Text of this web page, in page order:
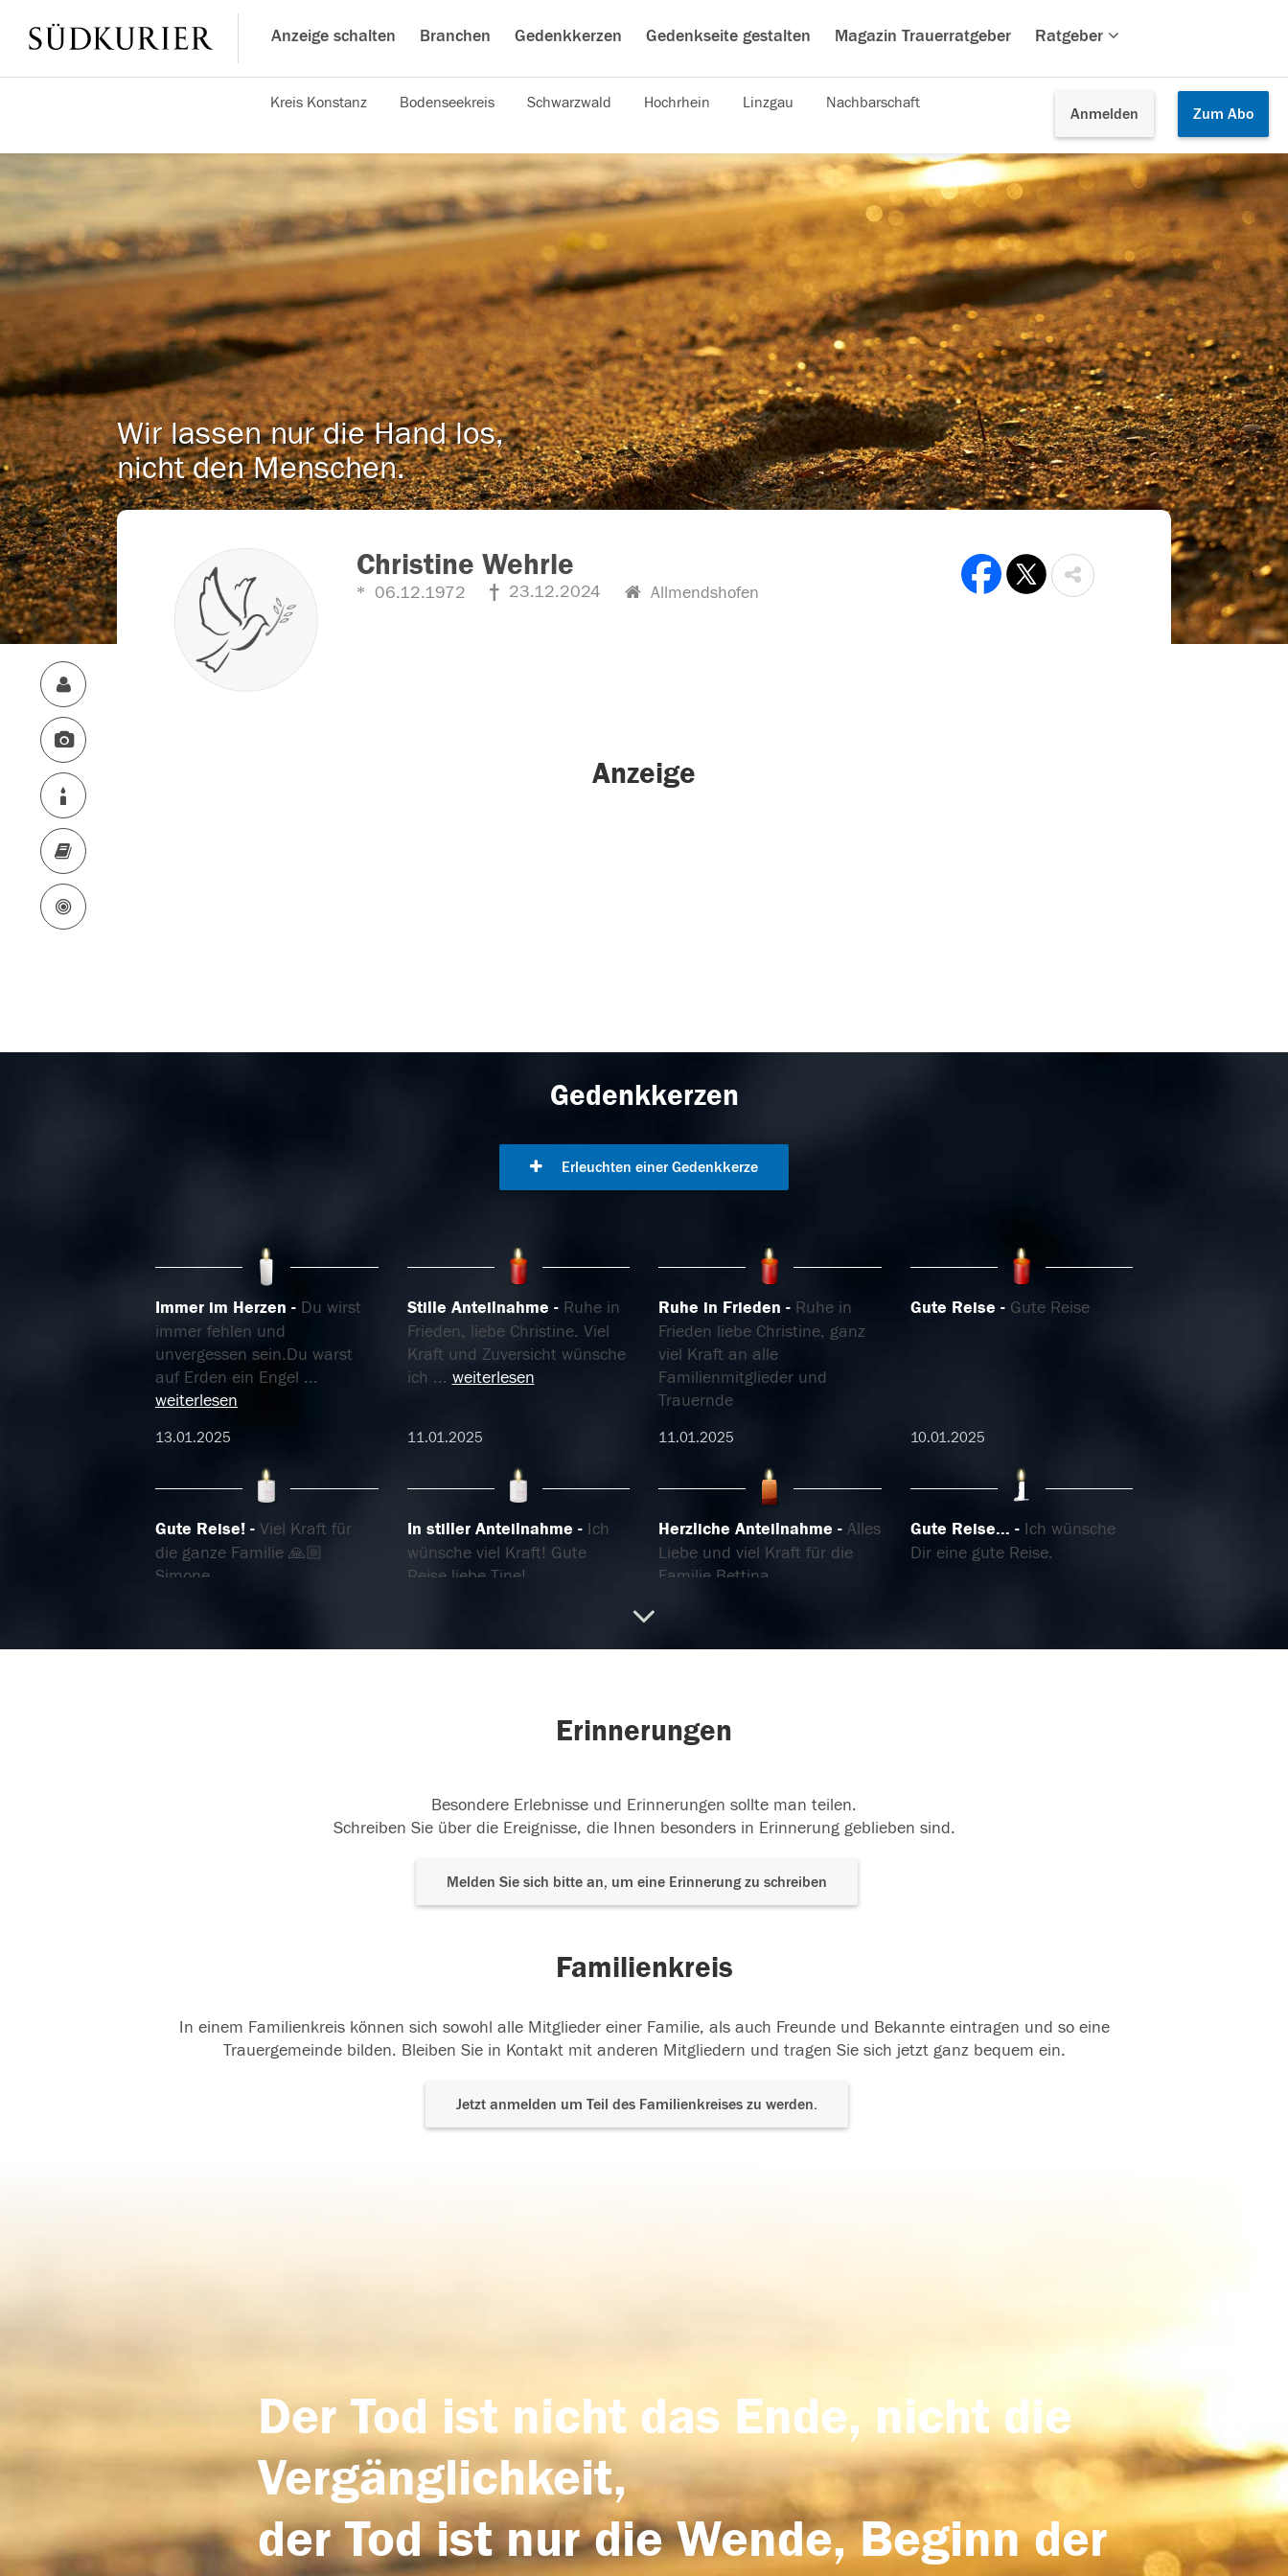
Anzeige schalten Branchen Gedenkkerzen Gedenkseite gestalten Magazin Trauerratgeber Ratgeber
Anmelden Zum Abo
Kreis Konstanz Bodenseekreis Schwarzwald Hochrhein Linzgau Nachbarschaft
Wir lassen nur die Hand los,
nicht den Menschen.
Christine Wehrle
06.12.1972 23.12.2024 Allmendshofen
Anzeige
Gedenkkerzen
Erleuchten einer Gedenkkerze
Immer im Herzen
Du wirst
immer fehlen und
unvergessen sein.Du warst
auf Erden ein Engel ...
weiterlesen
13.01.2025
Stille Anteilnahme
Ruhe in
Frieden, liebe Christine. Viel
Kraft und Zuversicht wünsche
ich ... weiterlesen
11.01.2025
Ruhe in Frieden
Ruhe in
Frieden liebe Christine, ganz
viel Kraft an alle
Familienmitglieder und
Trauernde
11.01.2025
Gute Reise Gute Reise
10.01.2025
Gute Reise!
Viel Kraft für
die ganze Familie 🙏🏼
Simone
In stiller Anteilnahme
Ich
wünsche viel Kraft! Gute
Reise,liebe Tine!
Herzliche Anteilnahme
Alles
Liebe und viel Kraft für die
Familie Bettina
Gute Reise...
Ich wünsche
Dir eine gute Reise.
Erinnerungen
Besondere Erlebnisse und Erinnerungen sollte man teilen.
Schreiben Sie über die Ereignisse, die Ihnen besonders in Erinnerung geblieben sind.
Melden Sie sich bitte an, um eine Erinnerung zu schreiben
Familienkreis
In einem Familienkreis können sich sowohl alle Mitglieder einer Familie, als auch Freunde und Bekannte eintragen und so eine
Trauergemeinde bilden. Bleiben Sie in Kontakt mit anderen Mitgliedern und tragen Sie sich jetzt ganz bequem ein.
Jetzt anmelden um Teil des Familienkreises zu werden.
Der Tod ist nicht das Ende, nicht die
Vergänglichkeit,
der Tod ist nur die Wende, Beginn der